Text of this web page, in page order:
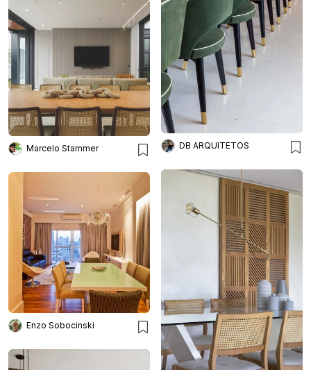
DB ARQUITETOS
Marcelo Stammer
Enzo Sobocinski